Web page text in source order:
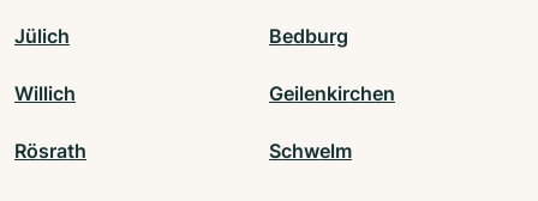
Jülich Bedburg
Willich Geilenkirchen
Rösrath Schwelm